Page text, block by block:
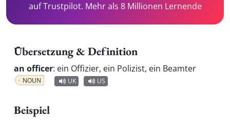
auf Trustpilot. Mehr als 8 Millionen Lernende
Übersetzung & Definition
an officer: ein Offizier, ein Polizist, ein Beamter
NOUN UK US
Beispiel